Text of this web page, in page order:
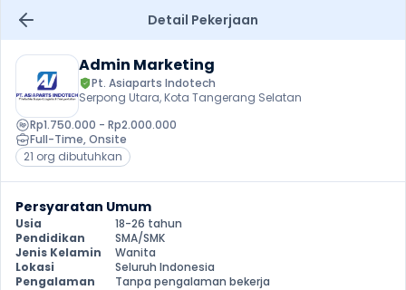
Detail Pekerjaan
Admin Marketing
Pt. Asiaparts Indotech
Serpong Utara, Kota Tangerang Selatan
Rp1.750.000 - Rp2.000.000
Full-Time, Onsite
21 org dibutuhkan
Persyaratan Umum
Usia
18-26 tahun
Pendidikan
SMA/SMK
Jenis Kelamin
Wanita
Lokasi
Seluruh Indonesia
Pengalaman
Tanpa pengalaman bekerja